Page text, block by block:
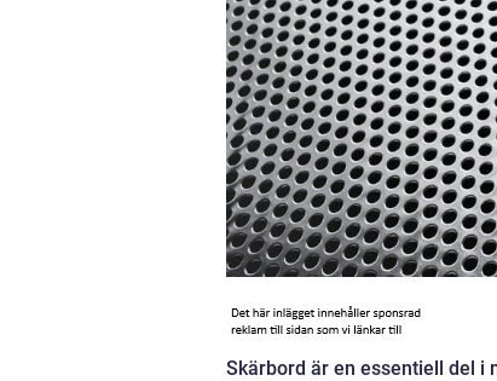
Skärbord är en essentiell del i